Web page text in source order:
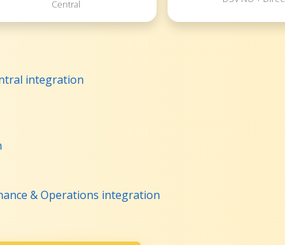
Central
integration
& Operations integration